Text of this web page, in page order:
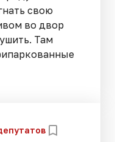
свою
во двор
Там